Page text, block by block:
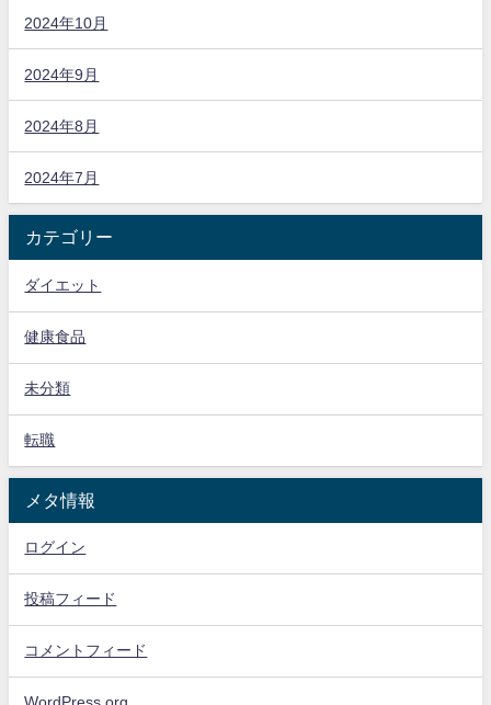
2024年10月
2024年9月
2024年8月
2024年7月
カテゴリー
ダイエット
健康食品
未分類
転職
メタ情報
ログイン
投稿フィード
コメントフィード